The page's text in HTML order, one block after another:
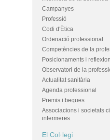
Campanyes
Professió
Codi d'Ètica
Ordenació professional
Competències de la
Posicionaments i
Observatori de la
Actualitat sanitària
Agenda professional
Premis i beques
Associacions i societats
infermeres
El Col·legi